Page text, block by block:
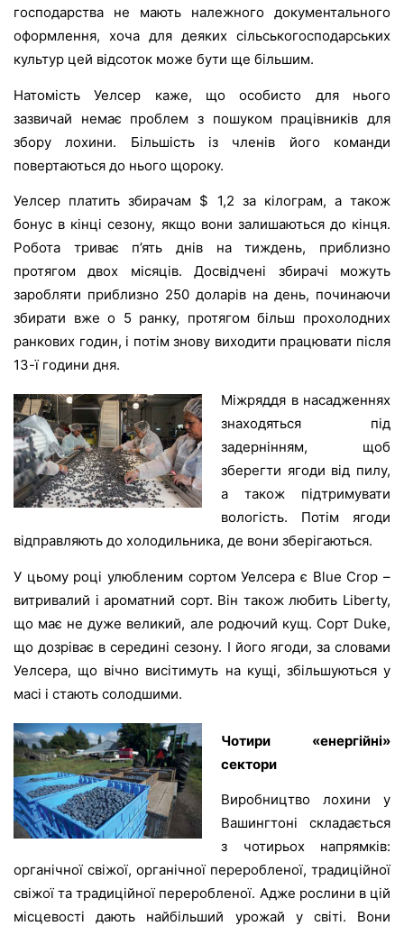
господарства не мають належного документального
оформлення, хоча для деяких сільськогосподарських
культур цей відсоток може бути ще більшим.
Натомість Уелсер каже, що особисто для нього
зазвичай немає проблем з пошуком працівників для
збору лохини. Більшість із членів його команди
повертаються до нього щороку.
Уелсер платить збирачам $ 1,2 за кілограм, а також
бонус в кінці сезону, якщо вони залишаються до кінця.
Робота триває п’ять днів на тиждень, приблизно
протягом двох місяців. Досвідчені збирачі можуть
заробляти приблизно 250 доларів на день, починаючи
збирати вже о 5 ранку, протягом більш прохолодних
ранкових годин, і потім знову виходити працювати після
13-ї години дня.
Міжряддя в насадженнях
знаходяться під
задернінням, щоб
зберегти ягоди від пилу,
а також підтримувати
вологість. Потім ягоди
відправляють до холодильника, де вони зберігаються.
У цьому році улюбленим сортом Уелсера є Blue Crop –
витривалий і ароматний сорт. Він також любить Liberty,
що має не дуже великий, але родючий кущ. Сорт Duke,
що дозріває в середині сезону. І його ягоди, за словами
Уелсера, що вічно висітимуть на кущі, збільшуються у
масі і стають солодшими.
Чотири «енергійні»
сектори
Виробництво лохини у
Вашингтоні складається
з чотирьох напрямків:
органічної свіжої, органічної переробленої, традиційної
свіжої та традиційної переробленої. Адже рослини в цій
місцевості дають найбільший урожай у світі. Вони